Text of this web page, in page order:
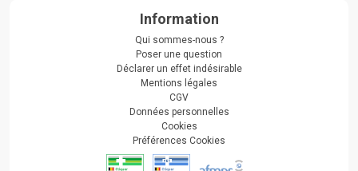
Information
Qui sommes-nous ?
Poser une question
Déclarer un effet indésirable
Mentions légales
CGV
Données personnelles
Cookies
Préférences Cookies